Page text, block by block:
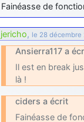
Fainéasse de
jericho, le 28 décembre
Ansierra117 a
Il est en break
là !
ciders a écrit
Fainéasse de